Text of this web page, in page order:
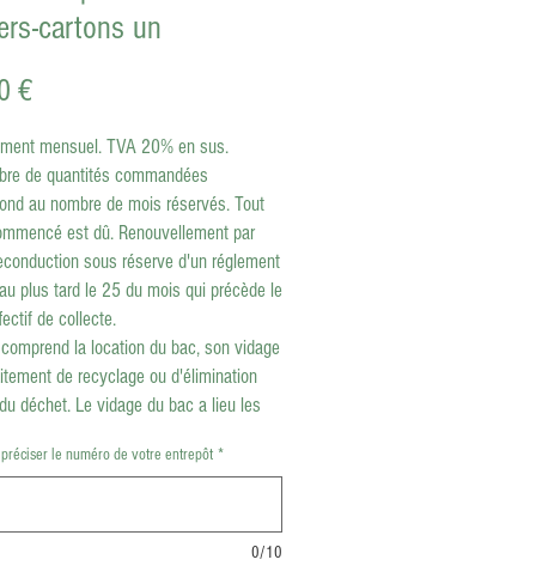
cartons un
€Prix
mensuel. TVA 20% en sus.
de quantités commandées
au nombre de mois réservés. Tout
est dû. Renouvellement par
sous réserve d'un réglement
plus tard le 25 du mois qui précède le
de collecte.
la location du bac, son vidage
de recyclage ou d'élimination
déchet. Le vidage du bac a lieu les
10h00 du matin.
le numéro de votre entrepôt *
0/10